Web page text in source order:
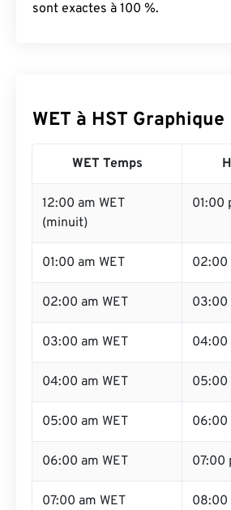
sont exactes à 100 %.
WET à HST Graphique
WET Temps
12:00 am WET
(minuit)
01:00
01:00 am WET 02:00
02:00 am WET 03:00
03:00 am WET 04:00
04:00 am WET 05:00
05:00 am WET 06:00
06:00 am WET 07:00
07:00 am WET 08:00